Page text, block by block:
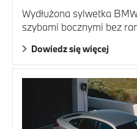
Wydłużona sylwetka
szybami bocznymi bez
Dowiedz się więcej